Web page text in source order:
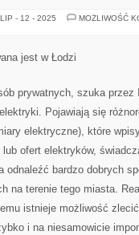
- 12 - 2025
MOŻLIWOŚĆ
jest w Łodzi
prywatnych, szuka przez
Pojawiają się
elektryczne), które
ofert elektryków,
odnaleźć bardzo dobrych
na terenie tego miasta.
istnieje możliwość
i na niesamowicie